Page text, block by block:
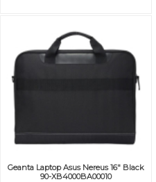
Geanta Laptop Asus Nereus 16" Black
90-XB4000BA00010